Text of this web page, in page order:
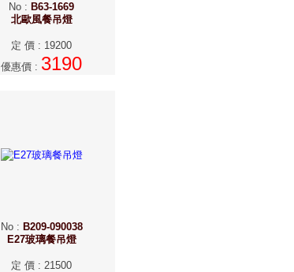
No : B63-1669
北歐風餐吊燈
定 價 : 19200
優惠價 : 3190
No: B209-090038
E27玻璃餐吊燈
定 價 : 21500